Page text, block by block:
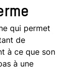
qui permet
de
à ce que son
à une